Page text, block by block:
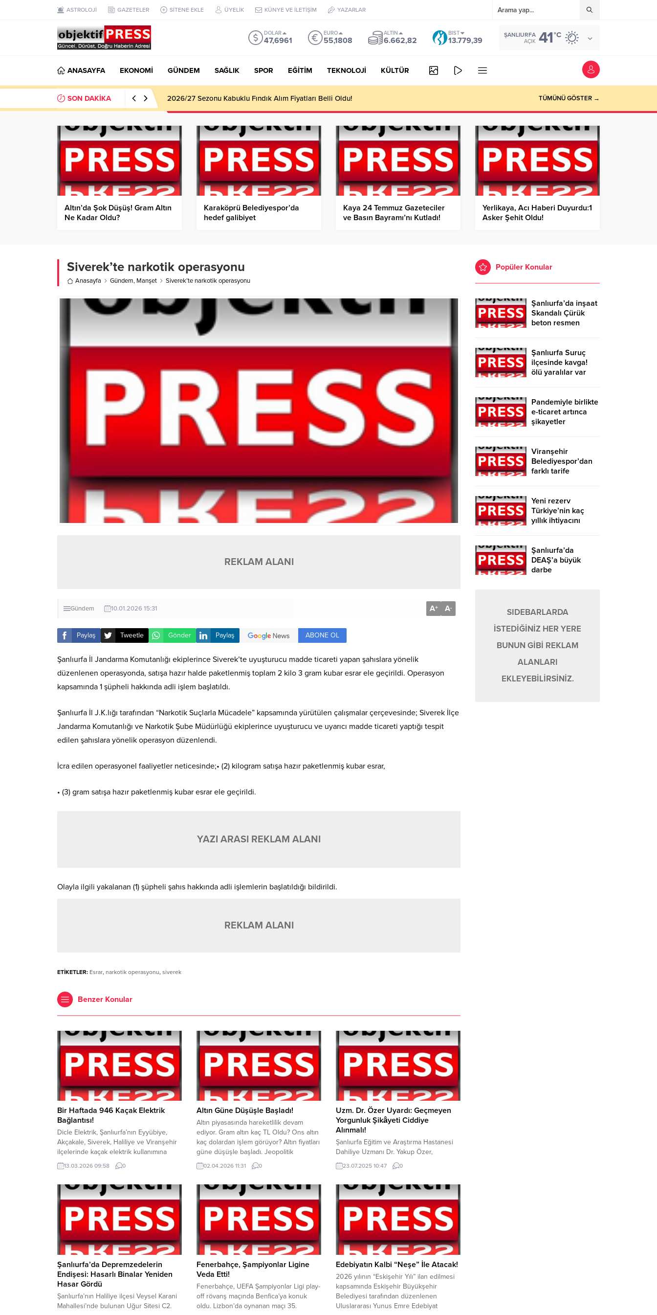
ASTROLOJİ GAZETELER SİTENE EKLE ÜYELİK KÜNYE VE İLETİŞİM YAZARLAR
DOLAR
47,6961
EURO
55,1808
ALTIN
6.662,82
BIST
13.779,39
ŞANLIURFA
AÇIK 41°C
ANASAYFA EKONOMİ GÜNDEM SAĞLIK SPOR EĞİTİM TEKNOLOJİ KÜLTÜR
SON DAKİKA Haliliye Belediyesi Her Gün 4 Bin 898 Kişiye Sıcak Yemek Ulaştırıyor! TÜMÜNÜ GÖSTER →
Altın’da Şok Düşüş! Gram Altın
Ne Kadar Oldu?
Karaköprü Belediyespor’da
hedef galibiyet
Kaya 24 Temmuz Gazeteciler
ve Basın Bayramı’nı Kutladı!
Yerlikaya, Acı Haberi Duyurdu:1
Asker Şehit Oldu!
Siverek’te narkotik operasyonu
Anasayfa Gündem, Manşet Siverek’te narkotik operasyonu
REKLAM ALANI
Gündem 10.01.2026 15:31 A+ A-
Paylaş Tweetle Gönder Paylaş ABONE OL
Şanlıurfa İl Jandarma Komutanlığı ekiplerince Siverek’te uyuşturucu madde ticareti yapan şahıslara yönelik
düzenlenen operasyonda, satışa hazır halde paketlenmiş toplam 2 kilo 3 gram kubar esrar ele geçirildi. Operasyon
kapsamında 1 şüpheli hakkında adli işlem başlatıldı.
Şanlıurfa İl J.K.lığı tarafından “Narkotik Suçlarla Mücadele” kapsamında yürütülen çalışmalar çerçevesinde; Siverek İlçe
Jandarma Komutanlığı ve Narkotik Şube Müdürlüğü ekiplerince uyuşturucu ve uyarıcı madde ticareti yaptığı tespit
edilen şahıslara yönelik operasyon düzenlendi.
İcra edilen operasyonel faaliyetler neticesinde;• (2) kilogram satışa hazır paketlenmiş kubar esrar,
• (3) gram satışa hazır paketlenmiş kubar esrar ele geçirildi.
YAZI ARASI REKLAM ALANI
Olayla ilgili yakalanan (1) şüpheli şahıs hakkında adli işlemlerin başlatıldığı bildirildi.
REKLAM ALANI
ETİKETLER: Esrar, narkotik operasyonu, siverek
Benzer Konular
Bir Haftada 946 Kaçak Elektrik
Bağlantısı!
Dicle Elektrik, Şanlıurfa’nın Eyyübiye,
Akçakale, Siverek, Haliliye ve Viranşehir
ilçelerinde kaçak elektrik kullanımına
karşı yapay zekâ destekli analizler ve
dron kontrolleriyle kapsamlı bir denetim
toplam 946 kaçak elektrik bağlantısı
tespit edilirken şirket tarafından adil
tüketim çağrısında bulunuldu.
Güneydoğu Anadolu Bölgesi’nde yer
alan altı ilde kayıpsız, kesintisiz...
13.03.2026 09:58 0
Altın Güne Düşüşle Başladı!
Altın piyasasında hareketlilik devam
ediyor. Gram altın kaç TL Oldu? Ons altın
kaç dolardan işlem görüyor? Altın fiyatları
güne düşüşle başladı. Jeopolitik
gelişmeler altın fiyatlarını etkilemeye
devam ediyor. ABD Başkanı Trump’ın
saldıracağı yönündeki açıklamaları altın
fiyatlarının yeniden düşmesine neden
oldu. Kapalıçarşı’da da altın fiyatları
güncellendi....
02.04.2026 11:31 0
Uzm. Dr. Özer Uyardı: Geçmeyen
Yorgunluk Şikâyeti Ciddiye
Alınmalı!
Şanlıurfa Eğitim ve Araştırma Hastanesi
Dahiliye Uzmanı Dr. Yakup Özer,
toplumda sık karşılaşılan geçmeyen
yorgunluk şikâyetiyle ilgili önemli
tahlilleri normal çıkan ancak kendini
sürekli halsiz ve yorgun hisseden
bireylerin, bu durumu hafife almaması
gerektiğini vurguladı. Dr. Özer, kronik
yorgunluğun sadece yoğun iş temposu
ya da mevsim...
23.07.2025 10:47 0
Şanlıurfa’da Depremzedelerin
Endişesi: Hasarlı Binalar Yeniden
Hasar Gördü
Şanlıurfa’nın Haliliye ilçesi Veysel Karani
Mahallesi’nde bulunan Uğur Sitesi C2.
Fenerbahçe, Şampiyonlar Ligine
Veda Etti!
Fenerbahçe, UEFA Şampiyonlar Ligi play-
off rövanş maçında Benfica’ya konuk
oldu. Lizbon’da oynanan maçı 35.
Edebiyatın Kalbi “Neşe” İle Atacak!
2026 yılının “Eskişehir Yılı” ilan edilmesi
kapsamında Eskişehir Büyükşehir
Belediyesi tarafından düzenlenen
Uluslararası Yunus Emre Edebiyat
Popüler Konular
Şanlıurfa’da inşaat
Skandalı Çürük
beton resmen
Şanlıurfa Suruç
ilçesinde kavga!
ölü yaralılar var
Pandemiyle birlikte
e-ticaret artınca
şikayetler
Viranşehir
Belediyespor’dan
farklı tarife
Yeni rezerv
Türkiye’nin kaç
yıllık ihtiyacını
Şanlıurfa’da
DEAŞ’a büyük
darbe
SIDEBARLARDA
İSTEDİĞİNİZ HER YERE
BUNUN GİBİ REKLAM
ALANLARI
EKLEYEBİLİRSİNİZ.